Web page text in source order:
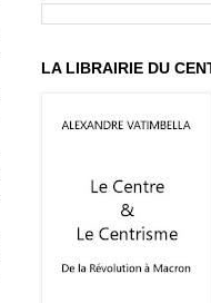
LA LIBRAIRIE DU